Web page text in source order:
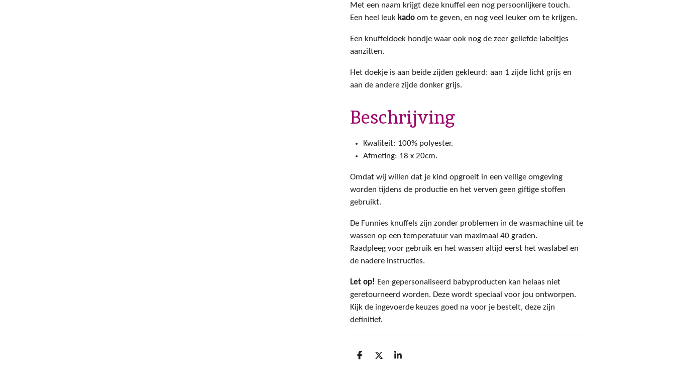
Met een naam krijgt deze knuffel een nog persoonlijkere touch.
Een heel leuk kado om te geven, en nog veel leuker om te krijgen.
Een knuffeldoek hondje waar ook nog de zeer geliefde labeltjes
aanzitten.
Het doekje is aan beide zijden gekleurd: aan 1 zijde licht grijs en
aan de andere zijde donker grijs.
Beschrijving
Kwaliteit: 100% polyester.
Afmeting: 18 x 20cm.
Omdat wij willen dat je kind opgroeit in een veilige omgeving
worden tijdens de productie en het verven geen giftige stoffen
gebruikt.
De Funnies knuffels zijn zonder problemen in de wasmachine uit te
wassen op een temperatuur van maximaal 40 graden.
Raadpleeg voor gebruik en het wassen altijd eerst het waslabel en
de nadere instructies.
Let op! Een gepersonaliseerd babyproducten kan helaas niet
geretourneerd worden. Deze wordt speciaal voor jou ontworpen.
Kijk de ingevoerde keuzes goed na voor je bestelt, deze zijn
definitief.
D
D
S